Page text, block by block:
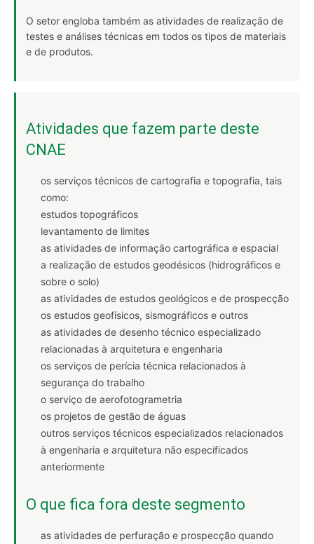
O setor engloba também as atividades de realização de
testes e análises técnicas em todos os tipos de materiais
e de produtos.
Atividades que fazem parte deste
CNAE
os serviços técnicos de cartografia e topografia, tais
como:
estudos topográficos
levantamento de limites
as atividades de informação cartográfica e espacial
a realização de estudos geodésicos (hidrográficos e
sobre o solo)
as atividades de estudos geológicos e de prospecção
os estudos geofísicos, sismográficos e outros
as atividades de desenho técnico especializado
relacionadas à arquitetura e engenharia
os serviços de perícia técnica relacionados à
segurança do trabalho
o serviço de aerofotogrametria
os projetos de gestão de águas
outros serviços técnicos especializados relacionados
à engenharia e arquitetura não especificados
anteriormente
O que fica fora deste segmento
as atividades de perfuração e prospecção quando